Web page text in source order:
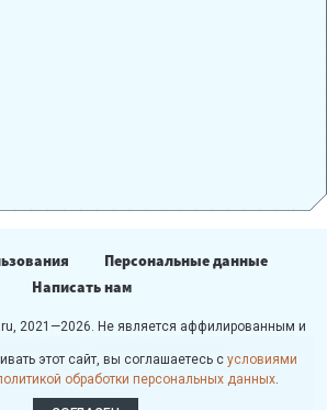
Персональные данные
Написать нам
2021—2026. Не является аффилированным и
материалов сайта без согласования с
запрещено.
этот сайт, вы соглашаетесь с условиями
обработки персональных данных.